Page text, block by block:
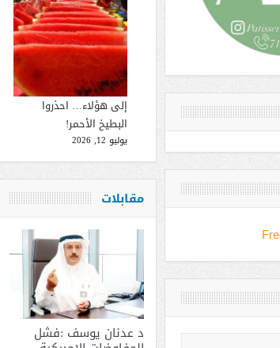
إلى هؤلاء… احذروا
البطيخ الأحمر!
يوليو 12, 2026
مقابلات
د عدنان يوسف :فشل